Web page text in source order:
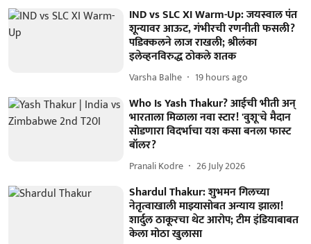
IND vs SLC XI Warm-Up: जयस्वाल पंत
शून्यावर आऊट, गंभीरची रणनीती फसली?
पडिक्कलने लाज राखली; श्रीलंका
इलेव्हनविरुद्ध ठोकले शतक
Varsha Balhe 19 hours ago
Who Is Yash Thakur? आईची भीती अन्
भारताला मिळाला नवा स्टार! 'वुशू'चे मैदान
सोडणारा विदर्भाचा यश कसा बनला फास्ट
बॉलर?
Pranali Kodre 26 July 2026
Shardul Thakur: शुभमन गिलच्या
नेतृत्वाखाली माझ्यासोबत अन्याय झाला!
शार्दुल ठाकूरचा थेट आरोप; टीम इंडियाबाबत
केला मोठा खुलासा